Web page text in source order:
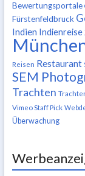
Bewertungsportale
Fürstenfeldbruck
Indien Indienreise
Reisen Restaurant
SEM
Trachten
Vimeo Staff Pick
Überwachung